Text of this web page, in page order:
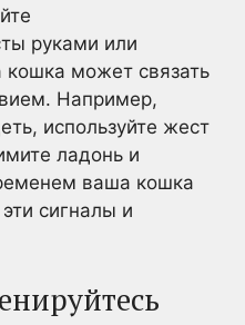
руками или
может связать
Например,
используйте жест
ладонь и
ваша кошка
сигналы и